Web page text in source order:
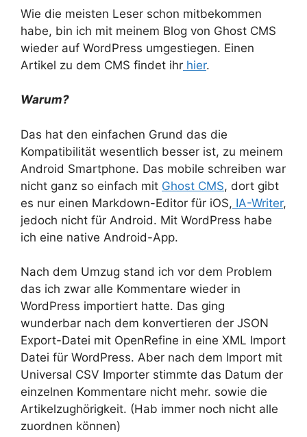
Wie die meisten Leser schon mitbekommen
habe, bin ich mit meinem Blog von Ghost CMS
wieder auf WordPress umgestiegen. Einen
Artikel zu dem CMS findet ihr hier.
Warum?
Das hat den einfachen Grund das die
Kompatibilität wesentlich besser ist, zu meinem
Android Smartphone. Das mobile schreiben war
nicht ganz so einfach mit Ghost CMS, dort gibt
es nur einen Markdown-Editor für iOS, IA-Writer,
jedoch nicht für Android. Mit WordPress habe
ich eine native Android-App.
Nach dem Umzug stand ich vor dem Problem
das ich zwar alle Kommentare wieder in
WordPress importiert hatte. Das ging
wunderbar nach dem konvertieren der JSON
Export-Datei mit OpenRefine in eine XML Import
Datei für WordPress. Aber nach dem Import mit
Universal CSV Importer stimmte das Datum der
einzelnen Kommentare nicht mehr. sowie die
Artikelzughörigkeit. (Hab immer noch nicht alle
zuordnen können)